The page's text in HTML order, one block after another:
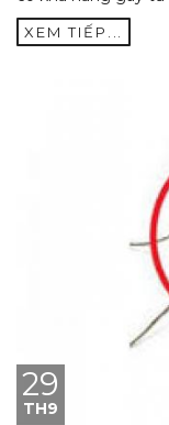
XEM TIẾP...
29
TH9